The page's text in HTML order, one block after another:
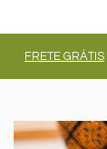
FRETE GRÁTIS